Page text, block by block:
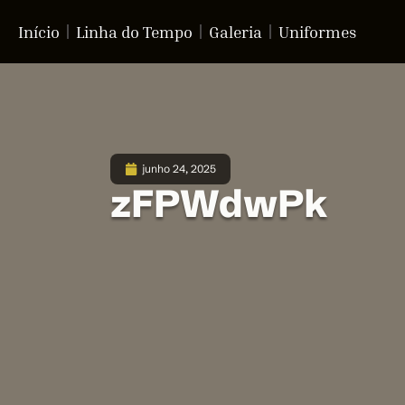
Início Linha do Tempo Galeria Uniformes
junho 24, 2025
zFPWdwPk